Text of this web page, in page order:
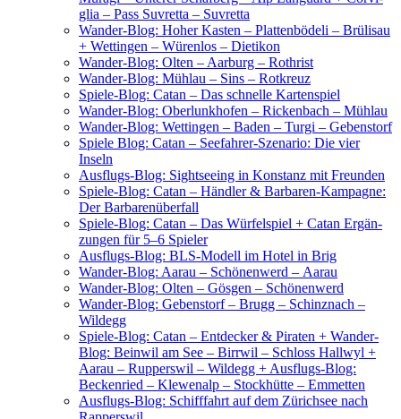
glia – Pass Suvret­ta – Suvretta
Wan­der-Blog: Hoher Kas­ten – Plat­ten­bö­de­li – Brü­li­s­au
+ Wet­tin­gen – Würen­los – Dietikon
Wan­der-Blog: Olten – Aar­burg – Rothrist
Wan­der-Blog: Mühl­au – Sins – Rotkreuz
Spie­le-Blog: Catan – Das schnel­le Kartenspiel
Wan­der-Blog: Ober­lunk­ho­fen – Ricken­bach – Mühlau
Wan­der-Blog: Wet­tin­gen – Baden – Tur­gi – Gebenstorf
Spie­le Blog: Catan – See­fah­rer-Sze­na­rio: Die vier
Inseln
Aus­flugs-Blog: Sight­see­ing in Kon­stanz mit Freunden
Spie­le-Blog: Catan – Händ­ler & Bar­ba­ren-Kam­pa­gne:
Der Barbarenüberfall
Spie­le-Blog: Catan – Das Wür­fel­spiel + Catan Ergän­
zun­gen für 5–6 Spieler
Aus­flugs-Blog: BLS-Modell im Hotel in Brig
Wan­der-Blog: Aar­au – Schö­nen­werd – Aarau
Wan­der-Blog: Olten – Gös­gen – Schönenwerd
Wan­der-Blog: Gebenstorf – Brugg – Schinz­nach –
Wildegg
Spie­le-Blog: Catan – Ent­de­cker & Pira­ten + Wan­der-
Blog: Bein­wil am See – Birr­wil – Schloss Hall­wyl +
Aar­au – Rup­pers­wil – Wild­egg + Aus­flugs-Blog:
Becken­ried – Kle­wen­alp – Stock­hüt­te – Emmetten
Aus­flugs-Blog: Schiff­fahrt auf dem Zürich­see nach